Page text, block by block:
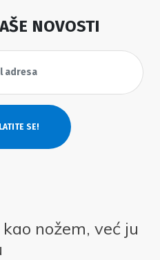
NOVOSTI
nožem, već ju